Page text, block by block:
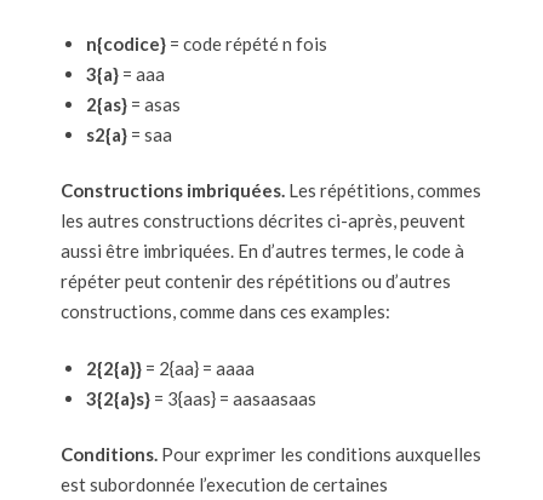
n{codice} = code répété n fois
3{a} = aaa
2{as} = asas
s2{a} = saa
Constructions imbriquées. Les répétitions, commes
les autres constructions décrites ci-après, peuvent
aussi être imbriquées. En d’autres termes, le code à
répéter peut contenir des répétitions ou d’autres
constructions, comme dans ces examples:
2{2{a}} = 2{aa} = aaaa
3{2{a}s} = 3{aas} = aasaasaas
Conditions. Pour exprimer les conditions auxquelles
est subordonnée l’execution de certaines